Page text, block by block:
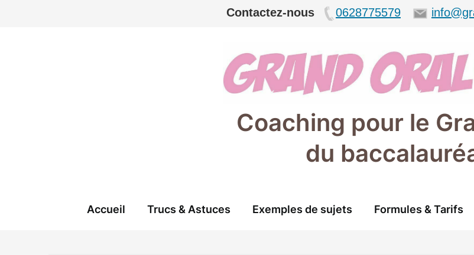
Contactez-nous 0628775579
Coaching pour le
du
Accueil Trucs & Astuces Exemples de sujets Formules & Tarifs